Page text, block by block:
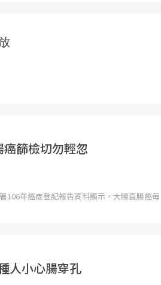
篩檢切勿輕忽
106年癌症登記報告資料顯示，大腸直腸癌每
人小心腸穿孔